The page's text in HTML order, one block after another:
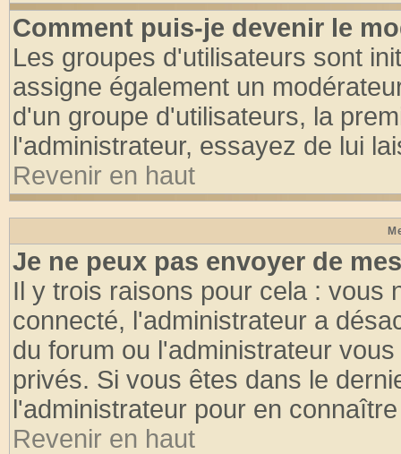
Comment puis-je devenir le
Les groupes d'utilisateurs sont
assigne également un
d'un groupe d'utilisateurs, la
l'administrateur, essayez de lui
Revenir en haut
Je ne peux pas envoyer de
Il y trois raisons pour cela : vous
connecté, l'administrateur a
du forum ou l'administrateur
privés. Si vous êtes dans le
l'administrateur pour en
Revenir en haut